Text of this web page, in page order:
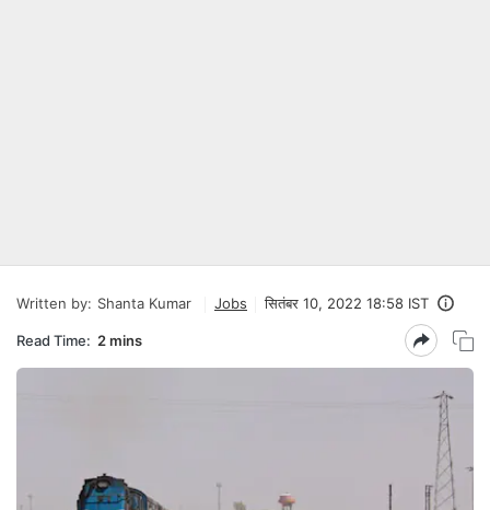
Written by: Shanta Kumar Jobs सितंबर 10, 2022 18:58 IST
Read Time: 2 mins